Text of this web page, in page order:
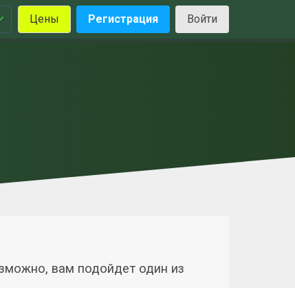
Цены Регистрация Войти